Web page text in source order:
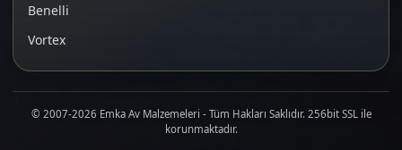
Benelli
Vortex
© 2007-2026 Emka Av Malzemeleri - Tüm Hakları Saklıdır. 256bit SSL ile
korunmaktadır.